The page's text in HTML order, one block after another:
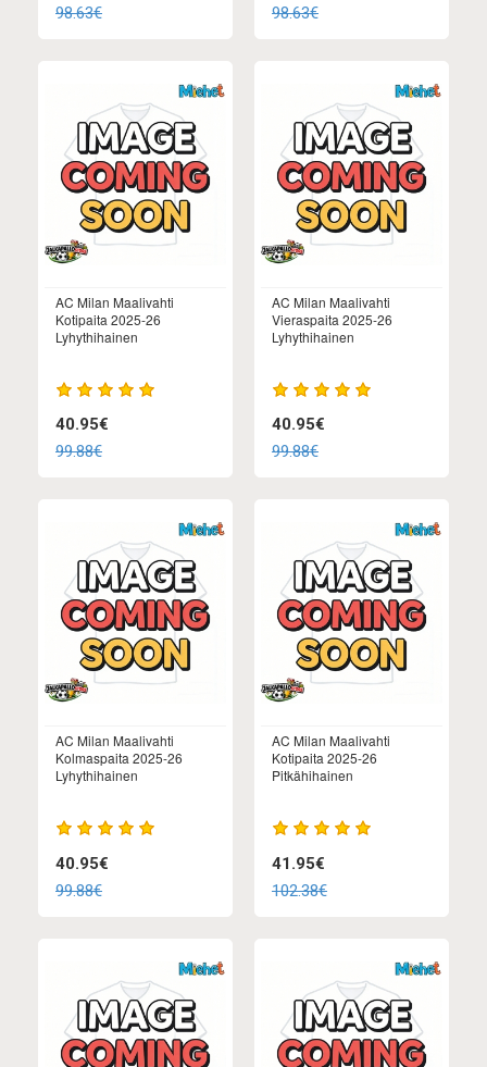
98.63€ 98.63€
AC Milan Maalivahti
Kotipaita 2025-26
Lyhythihainen
40.95€
99.88€
AC Milan Maalivahti
Vieraspaita 2025-26
Lyhythihainen
40.95€
99.88€
AC Milan Maalivahti
Kolmaspaita 2025-26
Lyhythihainen
40.95€
99.88€
AC Milan Maalivahti
Kotipaita 2025-26
Pitkähihainen
41.95€
102.38€